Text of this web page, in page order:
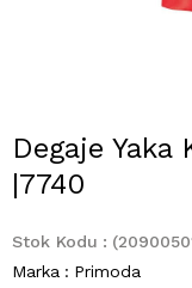
Degaje Yaka
|7740
Stok Kodu
Marka : Primoda